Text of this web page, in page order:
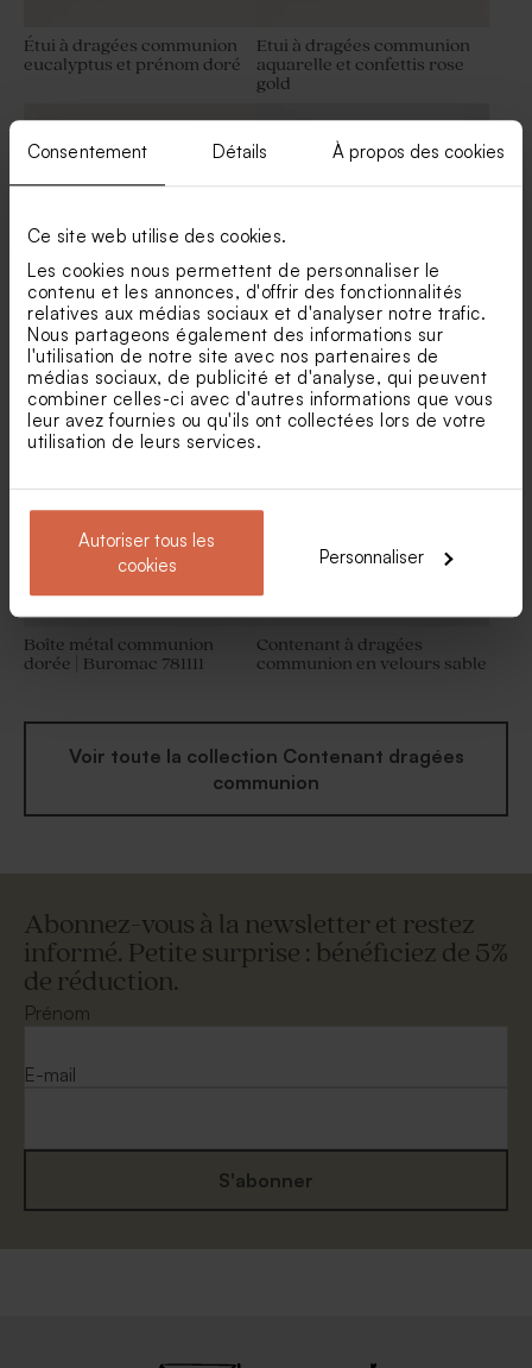
Consentement Détails À propos des cookies
Ce site web utilise des cookies.
Les cookies nous permettent de personnaliser le
contenu et les annonces, d'offrir des fonctionnalités
relatives aux médias sociaux et d'analyser notre trafic.
Nous partageons également des informations sur
l'utilisation de notre site avec nos partenaires de
médias sociaux, de publicité et d'analyse, qui peuvent
combiner celles-ci avec d'autres informations que vous
leur avez fournies ou qu'ils ont collectées lors de votre
utilisation de leurs services.
Autoriser tous les
cookies
Personnaliser
195 ex)
Dragées communion
marbrure or 1 kg (± 1120 ex)
Bombes à graines
communion ton ocre (± 25
ex)
Dragées communion lentilles
XS or goût chocolat 195 gr (±
507 ex)
Étui à dragées communion
eucalyptus et prénom doré
Etui à dragées communion
aquarelle et confettis rose
gold
Boite à dragées communion
joli prénom
Etui dragées communion
chic et original
Boîte métal communion
dorée | Buromac 781111
Contenant à dragées
communion en velours sable
Voir toute la collection Contenant dragées
communion
Abonnez-vous à la newsletter et restez
informé. Petite surprise : bénéficiez de 5%
de réduction.
Prénom
E-mail
S'abonner